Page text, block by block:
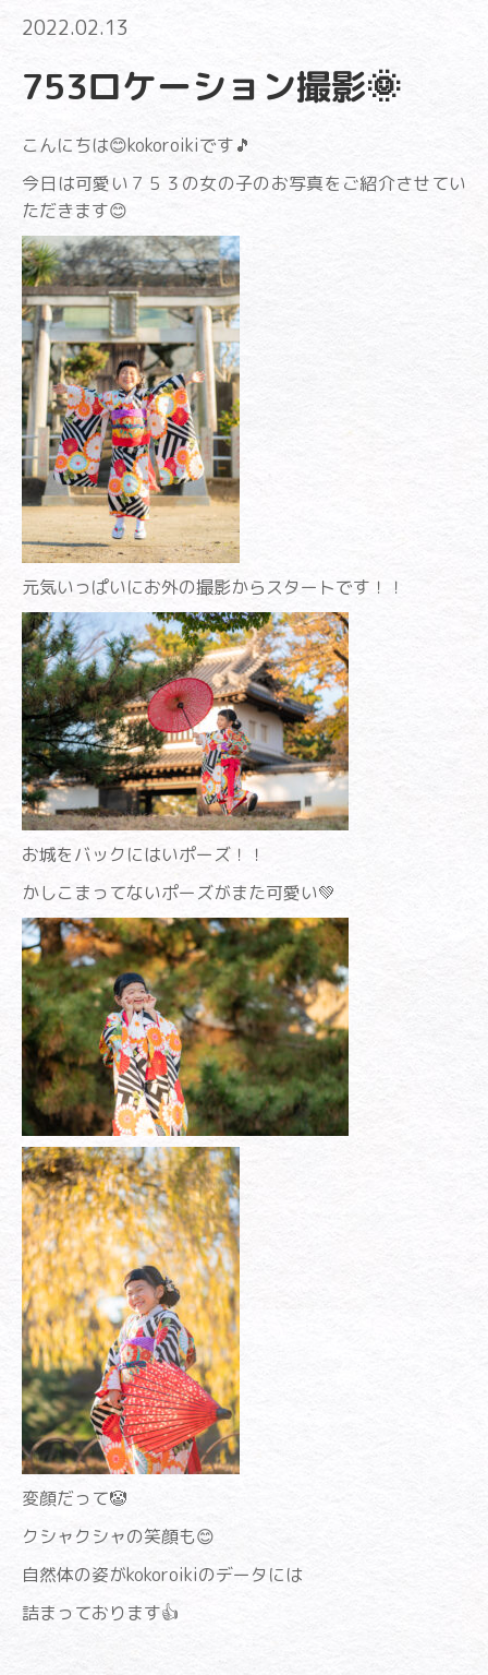
2022.02.13
753ロケーション撮影🌞
こんにちは😊kokoroikiです🎵
今日は可愛い７５３の女の子のお写真をご紹介させてい
ただきます😊
元気いっぱいにお外の撮影からスタートです！！
お城をバックにはいポーズ！！
かしこまってないポーズがまた可愛い💚
変顔だって🤡
クシャクシャの笑顔も😊
自然体の姿がkokoroikiのデータには
詰まっております👍